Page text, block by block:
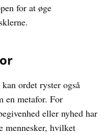
for at øge
ordet ryster også
en metafor. For
eller nyhed har
mennesker, hvilket